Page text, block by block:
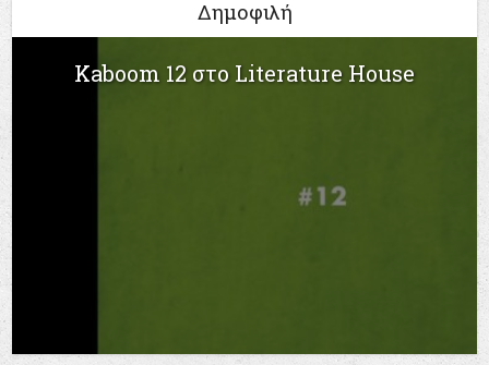
Δημοφιλή
Kaboom 12 στο Literature House